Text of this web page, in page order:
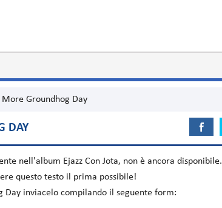
More Groundhog Day
DAY
nell'album Ejazz Con Jota, non è ancora disponibile.
questo testo il prima possibile!
Day inviacelo compilando il seguente form: